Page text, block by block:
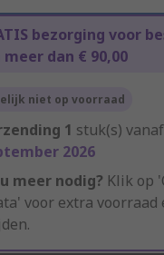
bezorging voor
meer dan € 90,00
niet op voorraad
1 stuk(s) vanaf
2026
meer nodig? Klik op
voor extra voorraad